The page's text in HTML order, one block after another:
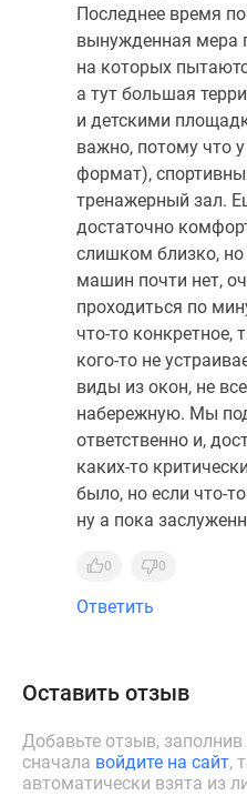
Последнее время
вынужденная мера
на которых
а тут большая
и детскими
важно, потому что
формат),
тренажерный зал.
достаточно
слишком близко, но
машин почти нет,
проходиться по
что-то конкретное,
кого-то не
виды из окон, не
набережную. Мы
ответственно и,
каких-то
было, но если что-
ну а пока
0 0
Ответить
Оставить отзыв
Добавьте отзыв,
сначала войдите на сайт,
автоматически взята из